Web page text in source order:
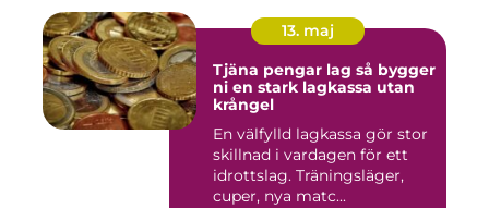
13. maj
Tjäna pengar lag så bygger
ni en stark lagkassa utan
krångel
En välfylld lagkassa gör stor
skillnad i vardagen för ett
idrottslag. Träningsläger,
cuper, nya matc...